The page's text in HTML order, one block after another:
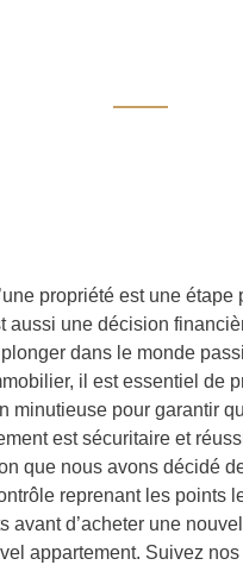
propriété est une
aussi une décision
dans le monde
il est essentiel de
minutieuse pour garantir
est sécuritaire et
que nous avons décidé
reprenant les points
avant d’acheter une
appartement. Suivez